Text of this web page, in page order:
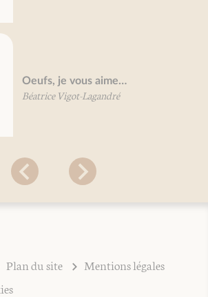
Oeufs, je vous aime…
Béatrice Vigot-Lagandré
Plan du site
Mentions légales